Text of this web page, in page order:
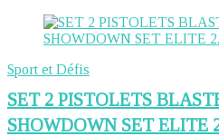
Sport et Défis
SET 2 PISTOLETS
SHOWDOWN SET ELITE